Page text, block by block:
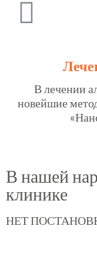
В лечении
новейшие
В нашей
клинике
НЕТ